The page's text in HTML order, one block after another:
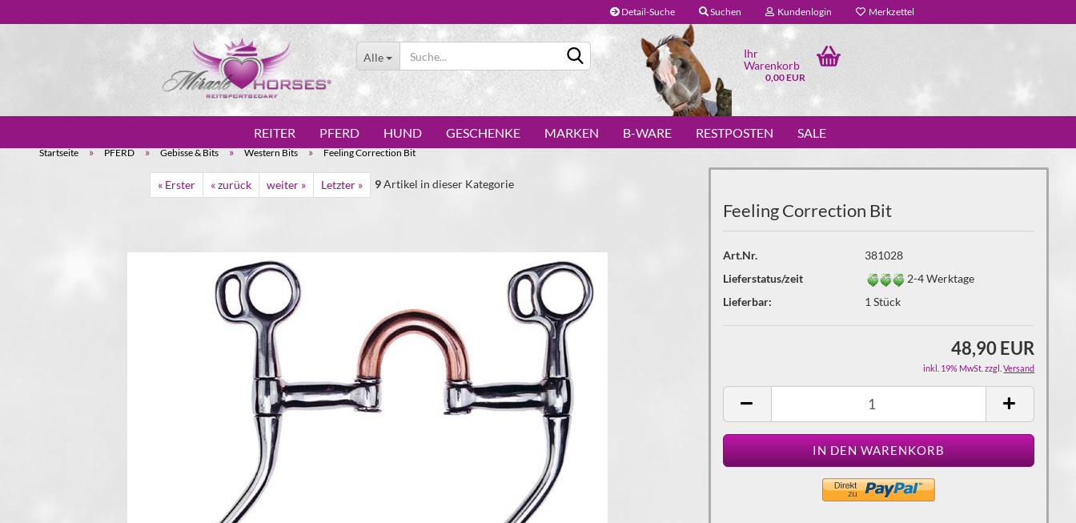
Detail-Suche Suchen Kundenlogin Merkzettel
Alle
Ihr
Warenkorb
0,00 EUR
REITER PFERD HUND GESCHENKE MARKEN B-WARE RESTPOSTEN SALE
Startseite » PFERD » Gebisse & Bits » Western Bits » Feeling Correction Bit
« Erster « zurück weiter » Letzter » 9Artikel in dieser Kategorie
Feeling Correction Bit
Art.Nr.
381028
Lieferstatus/zeit
2-4 Werktage
Lieferbar:
1Stück
48,90 EUR
inkl. 19% MwSt. zzgl.Versand